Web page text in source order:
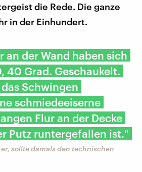
die Rede. Die ganze
in der Einhundert.
an der Wand haben sich
40 Grad. Geschaukelt.
Schwingen
schmiedeeiserne
Flur an der Decke
Putz runtergefallen ist."
sollte damals den technischen